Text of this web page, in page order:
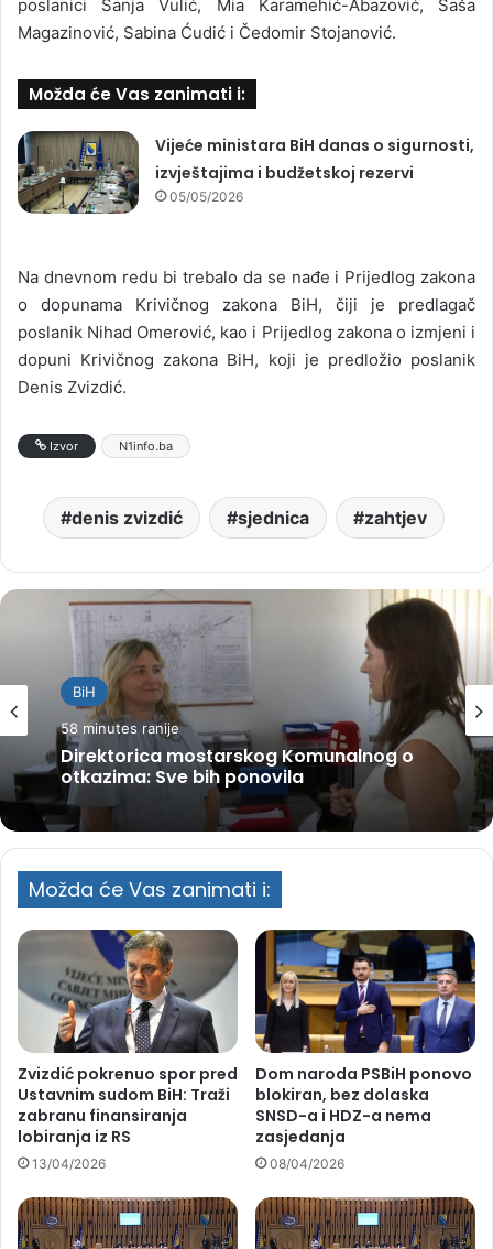
poslanici Sanja Vulić, Mia Karamehić-Abazović, Saša
Magazinović, Sabina Ćudić i Čedomir Stojanović.
Možda će Vas zanimati i:
Vijeće ministara BiH danas o sigurnosti,
izvještajima i budžetskoj rezervi
05/05/2026
Na dnevnom redu bi trebalo da se nađe i Prijedlog zakona
o dopunama Krivičnog zakona BiH, čiji je predlagač
poslanik Nihad Omerović, kao i Prijedlog zakona o izmjeni i
dopuni Krivičnog zakona BiH, koji je predložio poslanik
Denis Zvizdić.
Izvor N1info.ba
denis zvizdić sjednica zahtjev
BiH
58 minutes ranije
Direktorica mostarskog Komunalnog o
otkazima: Sve bih ponovila
Možda će Vas zanimati i:
Zvizdić pokrenuo spor pred
Ustavnim sudom BiH: Traži
zabranu finansiranja
lobiranja iz RS
13/04/2026
Dom naroda PSBiH ponovo
blokiran, bez dolaska
SNSD-a i HDZ-a nema
zasjedanja
08/04/2026